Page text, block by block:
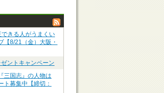
きる人がうまくい
【8/21（金）大阪・
ントキャンペーン
三国志』の人物は
ト募集中【締切：